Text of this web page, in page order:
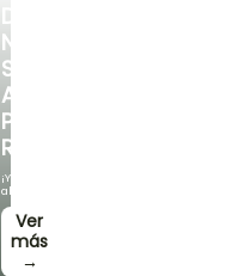
DESCUBRE
NUESTRA
SELECCIÓN
A
PRECIOS
REDUCIDOS
¡Y
ahorra!
Ver
más
→